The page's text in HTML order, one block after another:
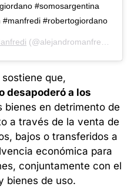
#somosargentina
#robertogiordano
(@alejandromanfredi_ngp) on
que,
desapoderó a los
bienes en detrimento de
a través de la venta de
bajos o transferidos a
económica para
conjuntamente con el
bienes de uso.